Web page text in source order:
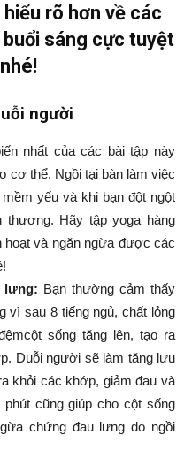
rõ hơn về các
sáng cực tuyệt
người
nhất của các bài tập này
cơ thể. Ngồi tại bàn làm việc
yếu và khi bạn đột ngột
thương. Hãy tập yoga hàng
hoạt và ngăn ngừa được các
lưng: Bạn thường cảm thấy
vì sau 8 tiếng ngủ, chất lỏng
sống tăng lên, tạo ra
Duỗi người sẽ làm tăng lưu
khỏi các khớp, giảm đau và
cũng giúp cho cột sống
chứng đau lưng do ngồi